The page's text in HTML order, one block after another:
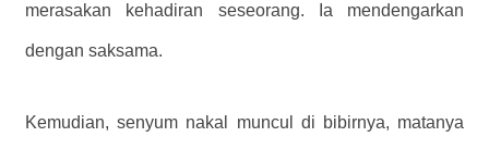
merasakan kehadiran seseorang. Ia mendengarkan
dengan saksama.
Kemudian, senyum nakal muncul di bibirnya, matanya